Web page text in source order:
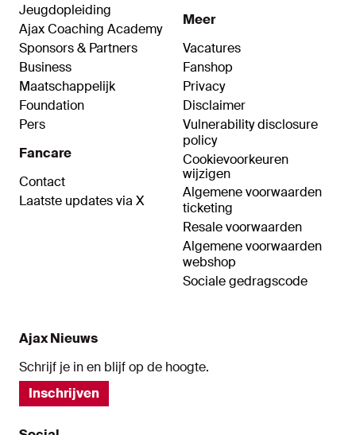
Jeugdopleiding
Ajax Coaching Academy
Sponsors & Partners
Business
Maatschappelijk
Foundation
Pers
Fancare
Contact
Laatste updates via X
Meer
Vacatures
Fanshop
Privacy
Disclaimer
Vulnerability disclosure
policy
Cookievoorkeuren
wijzigen
Algemene voorwaarden
ticketing
Resale voorwaarden
Algemene voorwaarden
webshop
Sociale gedragscode
Ajax Nieuws
Schrijf je in en blijf op de hoogte.
Inschrijven